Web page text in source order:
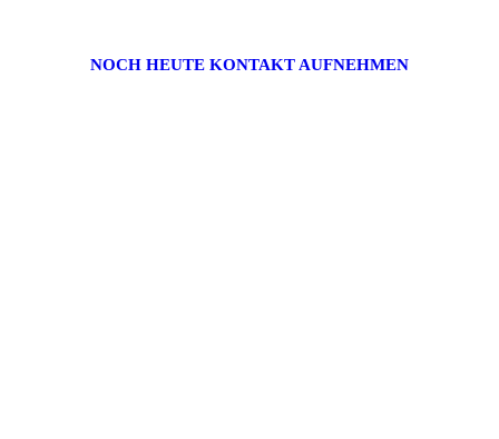
NOCH HEUTE KONTAKT AUFNEHMEN